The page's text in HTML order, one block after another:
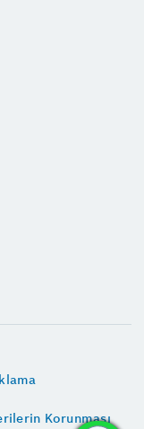
Korunması